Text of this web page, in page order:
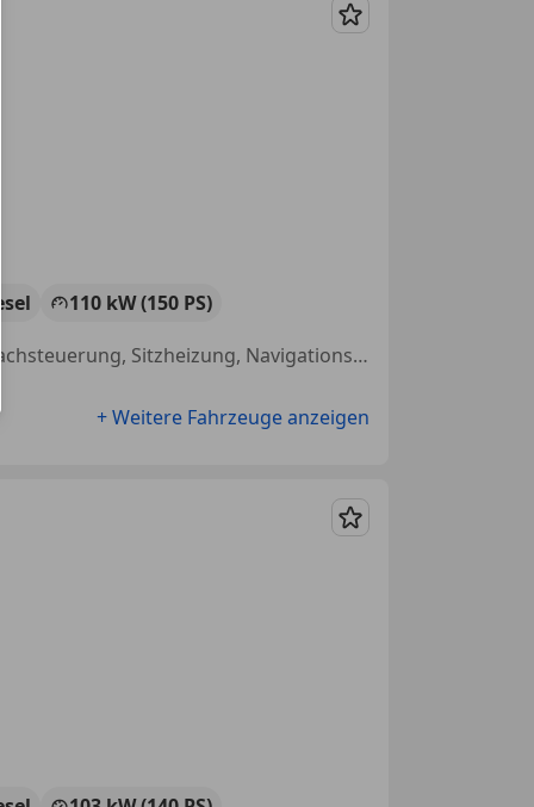
Merken
110 kW (150 PS)
Sportsitze, Einparkhilfe Rückfahrkamera, Nichtraucherfahrzeug, Sprachsteuerung, Sitzheizung, Navigationssystem, Apple CarPlay, Freisprecheinrichtung
+ Weitere Fahrzeuge anzeigen
Merken